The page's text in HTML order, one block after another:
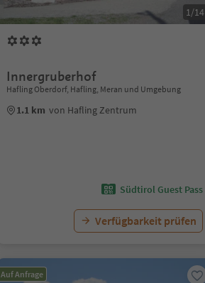
1/14
Innergruberhof
Hafling Oberdorf, Hafling, Meran und Umgebung
1.1 km von Hafling Zentrum
Südtirol Guest Pass
Verfügbarkeit prüfen
Auf Anfrage